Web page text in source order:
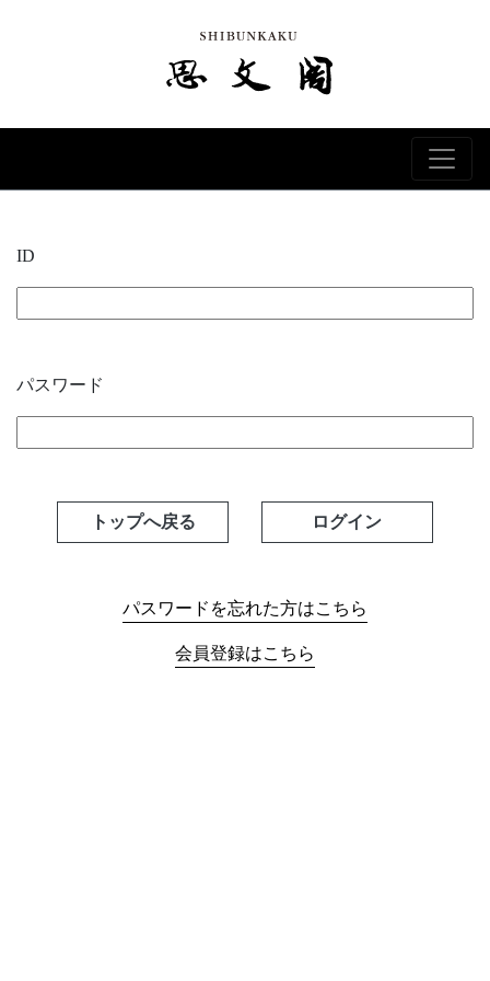
ID
パスワード
トップへ戻る
パスワードを忘れた方はこちら
会員登録はこちら